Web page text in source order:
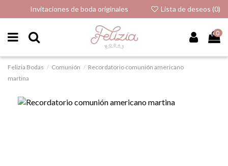
Invitaciones de boda originales Lista de deseos (0)
0
Felizia Bodas Comunión
Recordatorio comunión americano
martina